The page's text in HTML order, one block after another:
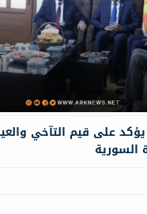
على قيم التآخي
السورية